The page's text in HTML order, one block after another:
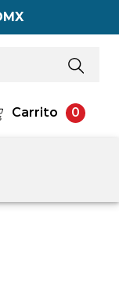
Carrito 0